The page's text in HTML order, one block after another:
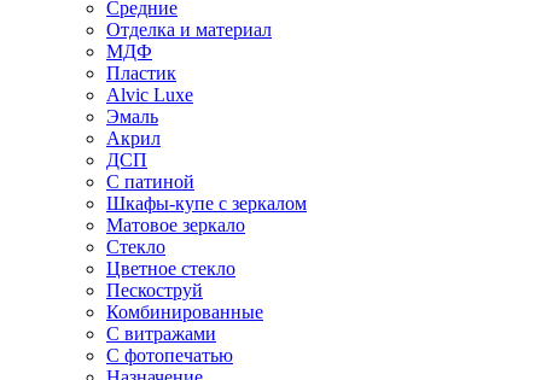
Средние
Отделка и материал
МДФ
Пластик
Alvic Luxe
Эмаль
Акрил
ДСП
С патиной
Шкафы-купе с зеркалом
Матовое зеркало
Стекло
Цветное стекло
Пескоструй
Комбинированные
С витражами
С фотопечатью